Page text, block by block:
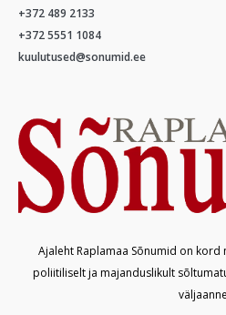
+372 489 2133
+372 5551 1084
kuulutused@sonumid.ee
Ajaleht Raplamaa Sõnumid on
poliitiliselt ja majanduslikult